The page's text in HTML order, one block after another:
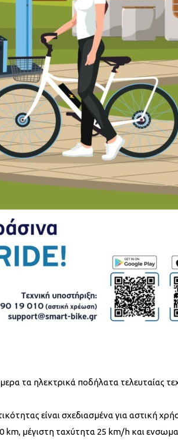
τα ηλεκτρικά ποδήλατα τελευταίας
είναι σχεδιασμένα για αστική
km, μέγιστη ταχύτητα 25 km/h και